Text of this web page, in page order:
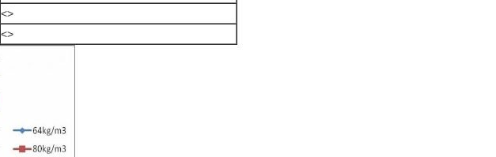
<>
<>